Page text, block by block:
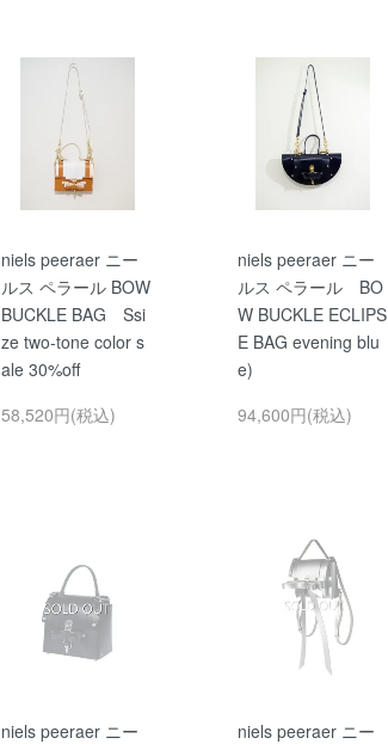
niels peeraer ニー
ルス ペラール BOW
BUCKLE BAG Ssi
ze two-tone color s
ale 30%off
58,520円(税込)
niels peeraer ニー
ルス ペラール BO
W BUCKLE ECLIPS
E BAG evening blu
e)
94,600円(税込)
niels peeraer ニー
niels peeraer ニー